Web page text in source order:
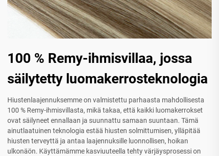
100 % Remy-ihmisvillaa, jossa
säilytetty luomakerrosteknologia
Hiustenlaajennuksemme on valmistettu parhaasta mahdollisesta
100 % Remy-ihmisvillasta, mikä takaa, että kaikki luomakerrokset
ovat säilyneet ennallaan ja suunnattu samaan suuntaan. Tämä
ainutlaatuinen teknologia estää hiusten solmittumisen, ylläpitää
hiusten terveyttä ja antaa laajennuksille luonnollisen, hoikan
ulkonäön. Käyttämämme kasviuuteella tehty värjäysprosessi on